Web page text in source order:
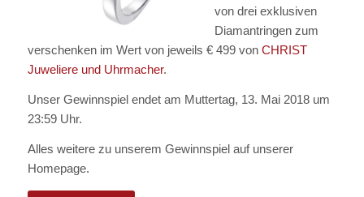
von drei exklusiven
Diamantringen zum
verschenken im Wert von jeweils € 499 von CHRIST
Juweliere und Uhrmacher.
Unser Gewinnspiel endet am Muttertag, 13. Mai 2018 um
23:59 Uhr.
Alles weitere zu unserem Gewinnspiel auf unserer
Homepage.